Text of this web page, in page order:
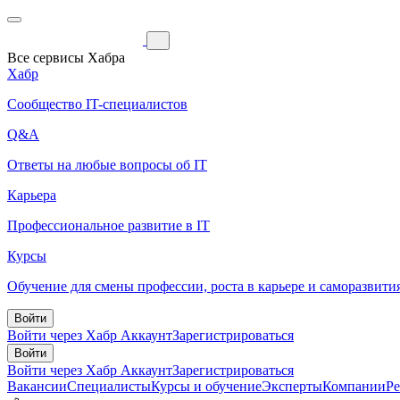
Все сервисы Хабра
Хабр
Сообщество IT-специалистов
Q&A
Ответы на любые вопросы об IT
Карьера
Профессиональное развитие в IT
Курсы
Обучение для смены профессии, роста в карьере и
Войти
Войти через Хабр АккаунтЗарегистрироваться
Войти
Войти через Хабр АккаунтЗарегистрироваться
ВакансииСпециалистыКурсы и обучениеЭкспертыКомпании